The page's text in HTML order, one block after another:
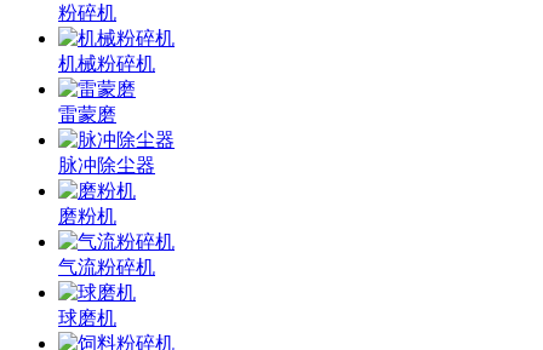
粉碎机
机械粉碎机
雷蒙磨
脉冲除尘器
磨粉机
气流粉碎机
球磨机